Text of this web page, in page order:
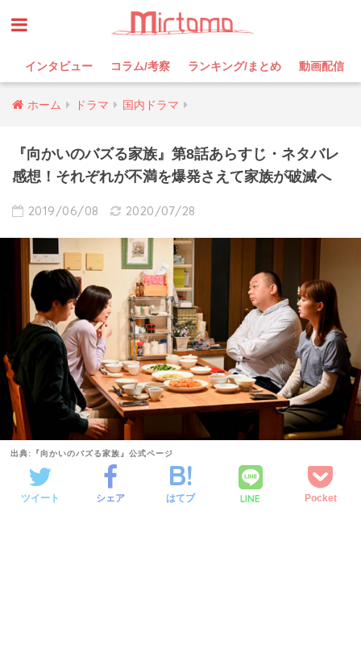
インタビュー コラム/考察 ランキング/まとめ 動画配信
ホーム ドラマ 国内ドラマ
『向かいのバズる家族』第8話あらすじ・ネタバレ
感想！それぞれが不満を爆発さえて家族が破滅へ
2019/06/08 2020/07/28
出典:『向かいのバズる家族』公式ページ
ツイート シェア はてブ LINE Pocket